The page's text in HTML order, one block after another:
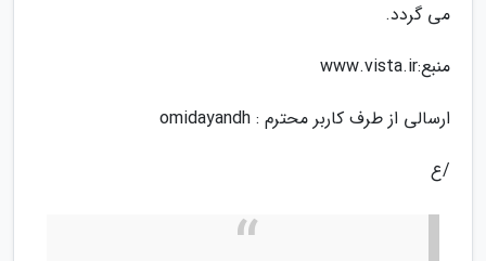
می گردد.
منبع:www.vista.ir
ارسالی از طرف کاربر محترم : omidayandh
/ع